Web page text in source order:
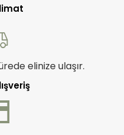
elinize ulaşır.